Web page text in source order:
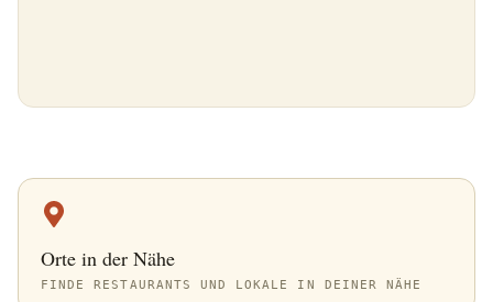
Orte in der Nähe
FINDE RESTAURANTS UND LOKALE IN DEINER NÄHE